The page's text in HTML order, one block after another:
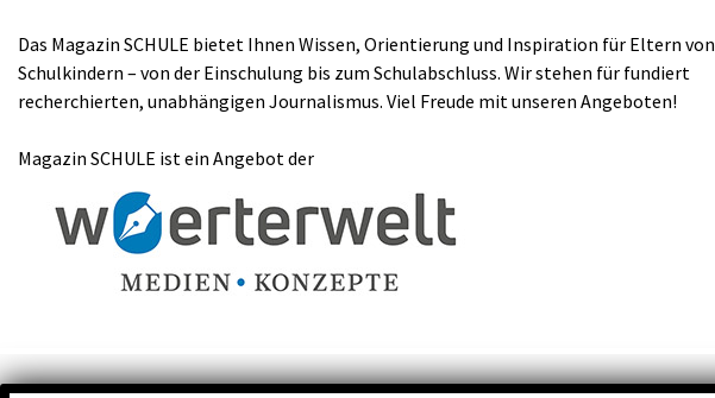
Das Magazin SCHULE bietet Ihnen Wissen, Orientierung und Inspiration für Eltern von
Schulkindern – von der Einschulung bis zum Schulabschluss. Wir stehen für fundiert
recherchierten, unabhängigen Journalismus. Viel Freude mit unseren Angeboten!
Magazin SCHULE ist ein Angebot der